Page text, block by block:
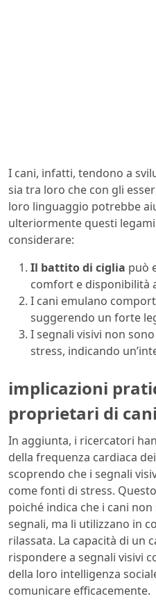
I cani, infatti, tendono a
sia tra loro che con gli
loro linguaggio potrebbe
ulteriormente questi
considerare:
Il battito di ciglia può
comfort e disponibilità
I cani emulano
suggerendo un forte
I segnali visivi non
stress, indicando
implicazioni
proprietari di cani
In aggiunta, i ricercatori
della frequenza cardiaca
scoprendo che i segnali
come fonti di stress.
poiché indica che i cani
segnali, ma li utilizzano in
rilassata. La capacità di un
rispondere a segnali visivi
della loro intelligenza
comunicare efficacemente.